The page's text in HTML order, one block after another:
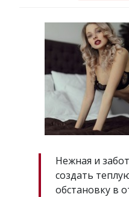
Нежная и
создать
обстановку в